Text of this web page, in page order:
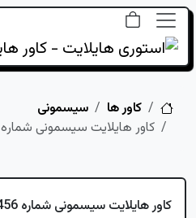
خانهکاور ها
سیسمونی
کاور هایلایت سیسمونی شماره 2456
کاور هایلایت سیسمونی شماره 2456